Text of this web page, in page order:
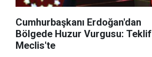
Cumhurbaşkanı Erdoğan'dan
Bölgede Huzur Vurgusu: Teklif
Meclis'te